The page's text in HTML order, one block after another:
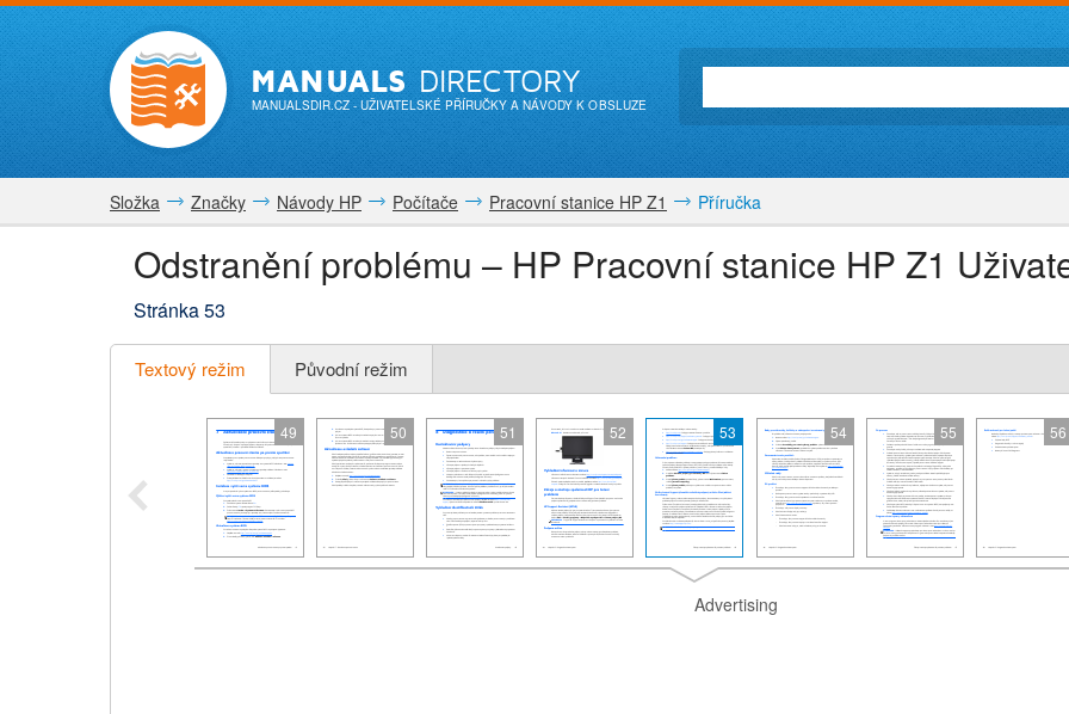
MANUALSDIRECTORY
MANUALSDIR.CZ - UŽIVATELSKÉ PŘÍRUČKY A NÁVODY K OBSLUZE
Složka Značky Návody HP Počítače Pracovní stanice HP Z1 Příručka
Odstranění problému – HP Pracovní stanice HP Z1
Stránka 53
Textový režim Původní režim
49 50 51 52 53 54 55 56
Advertising